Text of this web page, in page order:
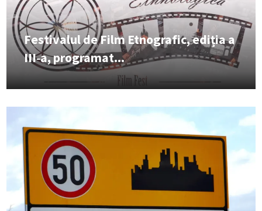
Festivalul de Film Etnografic, ediția a
III‑a, programat...